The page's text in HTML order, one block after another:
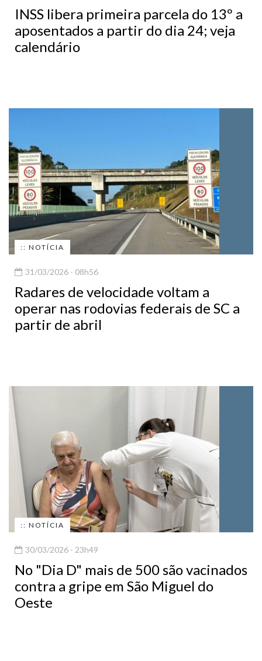
INSS libera primeira parcela do 13º a
aposentados a partir do dia 24; veja
calendário
:: NOTÍCIA
31/03/2026 - 08h56
Radares de velocidade voltam a
operar nas rodovias federais de SC a
partir de abril
:: NOTÍCIA
30/03/2026 - 23h49
No "Dia D" mais de 500 são vacinados
contra a gripe em São Miguel do
Oeste